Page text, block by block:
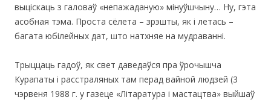
выціскаць з галоваў «непажаданую» мінуўшчыну… Ну, гэта
асобная тэма. Проста сёлета – зрэшты, як і летась –
багата юбілейных дат, што натхняе на мудраванні.
Трыццаць гадоў, як свет даведаўся пра ўрочышча
Курапаты і расстраляных там перад вайной людзей (3
чэрвеня 1988 г. у газеце «Літаратура і мастацтва» выйшаў